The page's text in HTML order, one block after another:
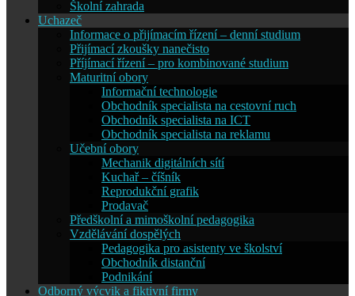
Školní zahrada
Uchazeč
Informace o přijímacím řízení – denní studium
Přijímací zkoušky nanečisto
Příjímací řízení – pro kombinované studium
Maturitní obory
Informační technologie
Obchodník specialista na cestovní ruch
Obchodník specialista na ICT
Obchodník specialista na reklamu
Učební obory
Mechanik digitálních sítí
Kuchař – číšník
Reprodukční grafik
Prodavač
Předškolní a mimoškolní pedagogika
Vzdělávání dospělých
Pedagogika pro asistenty ve školství
Obchodník distanční
Podnikání
Odborný výcvik a fiktivní firmy